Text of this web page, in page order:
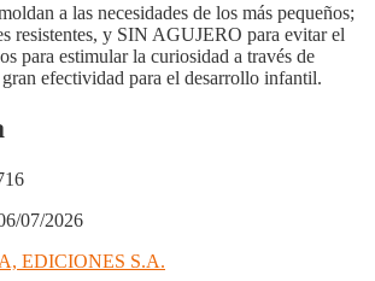
a las necesidades de los más pequeños;
resistentes, y SIN AGUJERO para evitar el
para estimular la curiosidad a través de
efectividad para el desarrollo infantil.
07/2026
EDICIONES S.A.